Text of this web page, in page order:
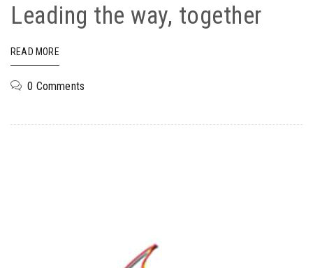
Leading the way, together
READ MORE
0 Comments